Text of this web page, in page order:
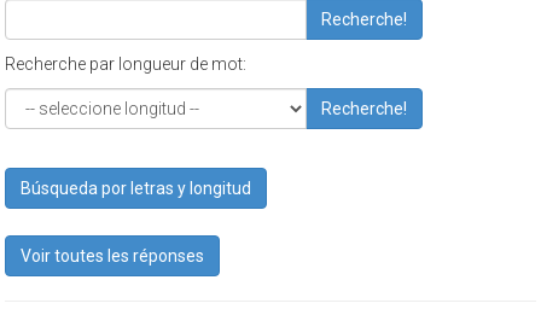
Recherche!
Recherche par longueur de mot:
Recherche!
Búsqueda por letras y longitud
Voir toutes les réponses